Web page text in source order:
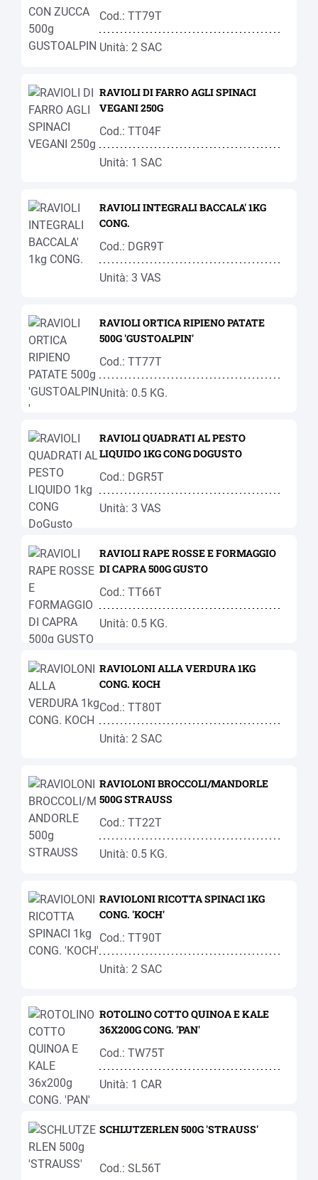
Cod.: TT79T
Unità: 2 SAC
RAVIOLI DI FARRO AGLI SPINACI
VEGANI 250G
Cod.: TT04F
Unità: 1 SAC
RAVIOLI INTEGRALI BACCALA' 1KG
CONG.
Cod.: DGR9T
Unità: 3 VAS
RAVIOLI ORTICA RIPIENO PATATE
500G 'GUSTOALPIN'
Cod.: TT77T
Unità: 0.5 KG.
RAVIOLI QUADRATI AL PESTO
LIQUIDO 1KG CONG DOGUSTO
Cod.: DGR5T
Unità: 3 VAS
RAVIOLI RAPE ROSSE E FORMAGGIO
DI CAPRA 500G GUSTO
Cod.: TT66T
Unità: 0.5 KG.
RAVIOLONI ALLA VERDURA 1KG
CONG. KOCH
Cod.: TT80T
Unità: 2 SAC
RAVIOLONI BROCCOLI/MANDORLE
500G STRAUSS
Cod.: TT22T
Unità: 0.5 KG.
RAVIOLONI RICOTTA SPINACI 1KG
CONG. 'KOCH'
Cod.: TT90T
Unità: 2 SAC
ROTOLINO COTTO QUINOA E KALE
36X200G CONG. 'PAN'
Cod.: TW75T
Unità: 1 CAR
SCHLUTZERLEN 500G 'STRAUSS'
Cod.: SL56T